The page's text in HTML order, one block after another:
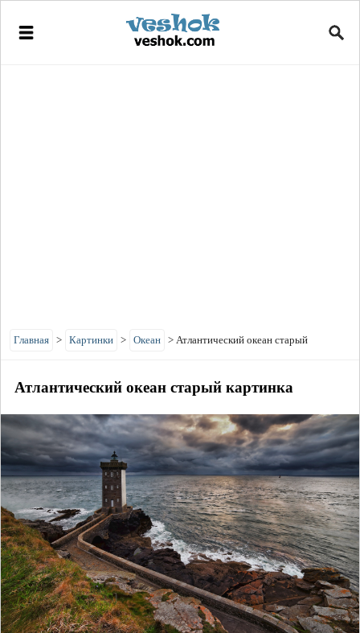
Главная > Картинки > Океан > Атлантический океан старый
Атлантический океан старый картинка